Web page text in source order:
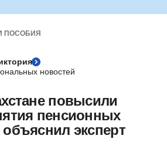
ПОСОБИЯ
новостей
повысили
пенсионных
эксперт